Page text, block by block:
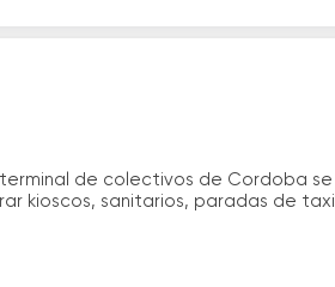
terminal de colectivos de Cordoba se
kioscos, sanitarios, paradas de taxi